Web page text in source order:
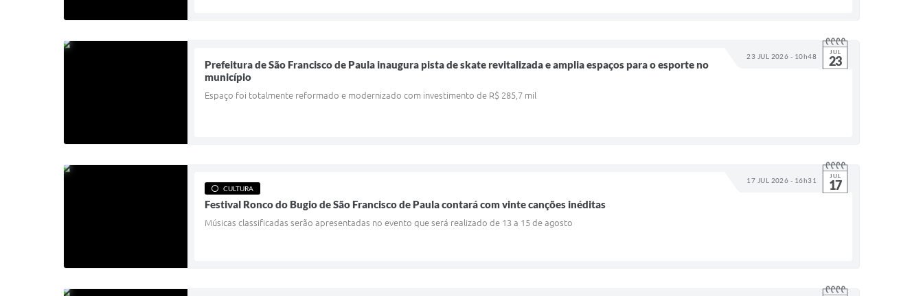
23 JUL 2026 - 10h48 JUL
23
Prefeitura de São Francisco de Paula inaugura pista de skate revitalizada e amplia espaços para o esporte no
município
Espaço foi totalmente reformado e modernizado com investimento de R$ 285,7 mil
17 JUL 2026 - 16h31 JUL
17
CULTURA
Festival Ronco do Bugio de São Francisco de Paula contará com vinte canções inéditas
Músicas classificadas serão apresentadas no evento que será realizado de 13 a 15 de agosto